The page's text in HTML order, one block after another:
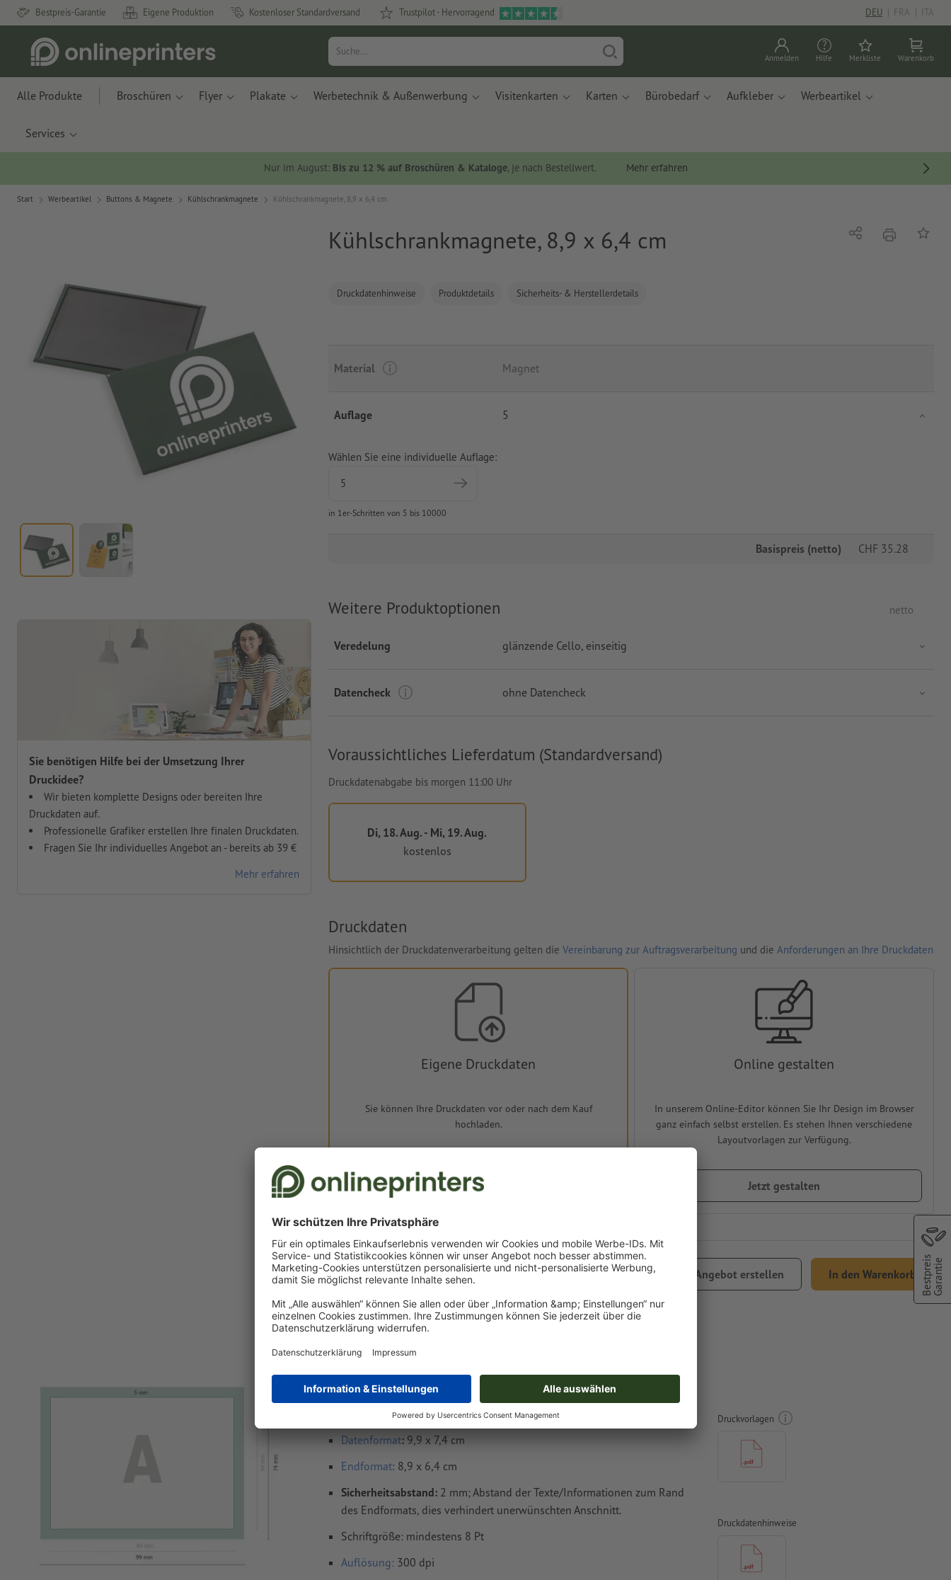
Bestpreis-Garantie Eigene Produktion Kostenloser Standardversand Trustpilot - Hervorragend DEU | FRA | ITA
Anmelden Hilfe Merkliste Warenkorb
Alle Produkte Broschüren Flyer Plakate Werbetechnik & Außenwerbung Visitenkarten Karten Bürobedarf Aufkleber Werbeartikel
Services
Nur im August: Bis zu 12 % auf Broschüren & Kataloge, je nach Bestellwert. Mehr erfahren
Start Werbeartikel Buttons & Magnete Kühlschrankmagnete Kühlschrankmagnete, 8,9 x 6,4 cm
Kühlschrankmagnete, 8,9 x 6,4 cm
Sie benötigen Hilfe bei der Umsetzung Ihrer
Druckidee?
Wir bieten komplette Designs oder bereiten Ihre
Druckdaten auf.
Professionelle Grafiker erstellen Ihre finalen Druckdaten.
Fragen Sie Ihr individuelles Angebot an - bereits ab 39 €
Mehr erfahren
Druckdatenhinweise Produktdetails Sicherheits- & Herstellerdetails
Teilen DruckenAuf
Material Magnet
Auflage 5
Wählen Sie eine individuelle Auflage:
in 1er-Schritten von 5 bis 10000
Basispreis (netto) CHF 35.28
Weitere Produktoptionen netto
Veredelung glänzende Cello, einseitig
Datencheck ohne Datencheck
Voraussichtliches Lieferdatum (Standardversand)
Druckdatenabgabe bis morgen 11:00 Uhr
Di, 18. Aug. - Mi, 19. Aug.
kostenlos
Druckdaten
Hinsichtlich der Druckdatenverarbeitung gelten die Vereinbarung zur Auftragsverarbeitung und die Anforderungen an Ihre Druckdaten
Eigene Druckdaten
Sie können Ihre Druckdaten vor oder nach dem Kauf
hochladen.
Jetzt hochladen
Online gestalten
In unserem Online-Editor können Sie Ihr Design im Browser
ganz einfach selbst erstellen. Es stehen Ihnen verschiedene
Layoutvorlagen zur Verfügung.
Jetzt gestalten
CHF 35.28 CHF 38.14 Angebot erstellen In den Warenkorb
Lieferung ca.:
Di, 18. Aug. - Mi, 19. Aug.
Gewicht: ca.189.5 g
Druckdatenhinweise Kühlschrankmagnete, 8,9 x 6,4
cm
Datenformat: 9,9 x 7,4 cm
Endformat: 8,9 x 6,4 cm
Sicherheitsabstand: 2 mm; Abstand der Texte/Informationen zum Rand
des Endformats, dies verhindert unerwünschten Anschnitt.
Schriftgröße: mindestens 8 Pt
Auflösung: 300 dpi
Druckvorlagen
Druckdatenhinweise
BestpreisGarantie